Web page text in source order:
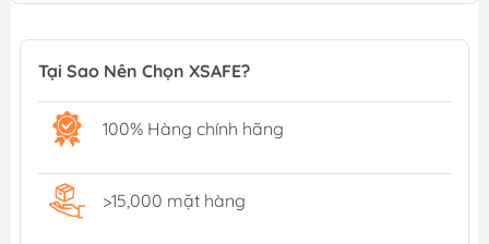
Tại Sao Nên Chọn XSAFE?
100% Hàng chính hãng
>15,000 mặt hàng